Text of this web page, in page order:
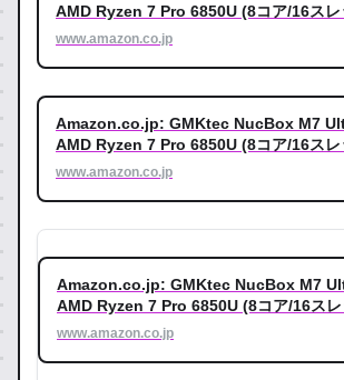
AMD Ryzen 7 Pro 6850U (8コア/16スレ
4.70GHz) | 16GB DDR5 RAM + 1TB
クト設計 ゲーミング&高性能ミニPC :
機器
www.amazon.co.jp
Amazon.co.jp: GMKtec NucBox M7
AMD Ryzen 7 Pro 6850U (8コア/16スレ
4.70GHz) | 16GB DDR5 RAM + 1TB
クト設計 ゲーミング&高性能ミニPC :
www.amazon.co.jp
Amazon.co.jp: GMKtec NucBox M7
AMD Ryzen 7 Pro 6850U (8コア/16ス
4.70GHz) | 16GB DDR5 RAM + 1TB
www.amazon.co.jp